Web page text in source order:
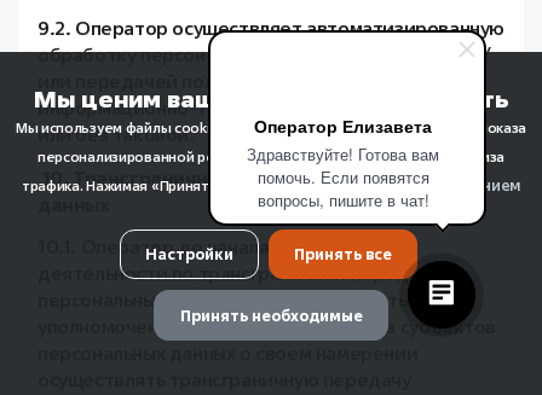
Оператор Елизавета
Здравствуйте! Готова вам
помочь. Если появятся
вопросы, пишите в чат!
9.2. Оператор осуществляет автоматизированную
обработку персональных данных с получением и/
информационно-телекоммуникационным сетям
или без таковой.
10. Трансграничная передача персональных
10.1. Оператор до начала осуществления
деятельности по трансграничной передаче
персональных данных обязан уведомить
уполномоченный орган по защите прав субъектов
Мы ценим вашу конфиденциальность
Мы используем файлы cookie для улучшения качества просмотра, показа
персонализированной рекламы или контента, а также для анализа
трафика. Нажимая «Принять все», вы соглашаетесь сиспользованием
файлов cookie.
Настройки Принять все
Принять необходимые